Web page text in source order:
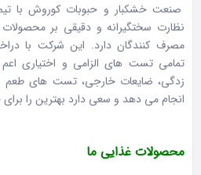
صنعت خشکبار و حبوبات کوروش با
نظارت سختگیرانه و دقیقی بر
مصرف کنندگان دارد. این شرکت با
تمامی تست های الزامی و اختیاری
زدگی، ضایعات خارجی، تست های طعم
انجام می دهد و سعی دارد بهترین را برای
محصولات غذایی ما